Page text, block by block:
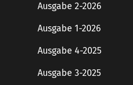
Ausgabe 2-2026
Ausgabe 1-2026
Ausgabe 4-2025
Ausgabe 3-2025